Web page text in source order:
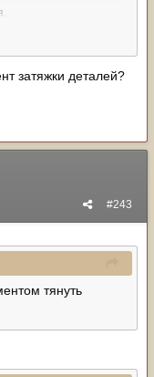
затяжки деталей?
#243
тянуть